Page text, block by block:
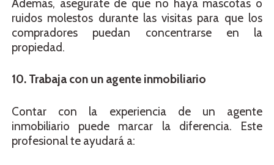
Además, asegúrate de que no haya mascotas o
ruidos molestos durante las visitas para que los
compradores puedan concentrarse en la
propiedad.
10. Trabaja con un agente inmobiliario
Contar con la experiencia de un agente
inmobiliario puede marcar la diferencia. Este
profesional te ayudará a: